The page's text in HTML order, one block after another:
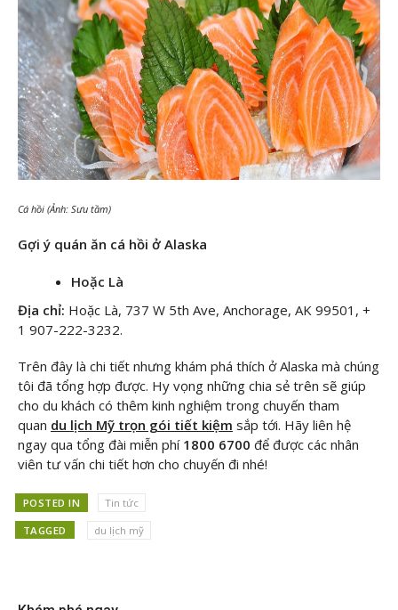
Cá hồi (Ảnh: Sưu tầm)
Gợi ý quán ăn cá hồi ở Alaska
Hoặc Là
Địa chỉ: Hoặc Là, 737 W 5th Ave, Anchorage, AK 99501, +
1 907-222-3232.
Trên đây là chi tiết nhưng khám phá thích ở Alaska mà chúng
tôi đã tổng hợp được. Hy vọng những chia sẻ trên sẽ giúp
cho du khách có thêm kinh nghiệm trong chuyến tham
quan du lịch Mỹ trọn gói tiết kiệm sắp tới. Hãy liên hệ
ngay qua tổng đài miễn phí 1800 6700 để được các nhân
viên tư vấn chi tiết hơn cho chuyến đi nhé!
POSTED IN Tin tức
TAGGED du lịch mỹ